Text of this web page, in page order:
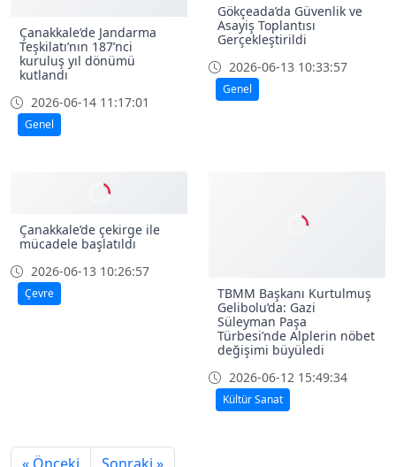
Çanakkale’de Jandarma
Teşkilatı’nın 187’nci
kuruluş yıl dönümü
kutlandı
2026-06-14 11:17:01
Genel
Gökçeada’da Güvenlik ve
Asayiş Toplantısı
Gerçekleştirildi
2026-06-13 10:33:57
Genel
Çanakkale’de çekirge ile
mücadele başlatıldı
2026-06-13 10:26:57
Çevre
TBMM Başkanı Kurtulmuş
Gelibolu’da: Gazi
Süleyman Paşa
Türbesi’nde Alplerin nöbet
değişimi büyüledi
2026-06-12 15:49:34
Kültür Sanat
« Önceki Sonraki »